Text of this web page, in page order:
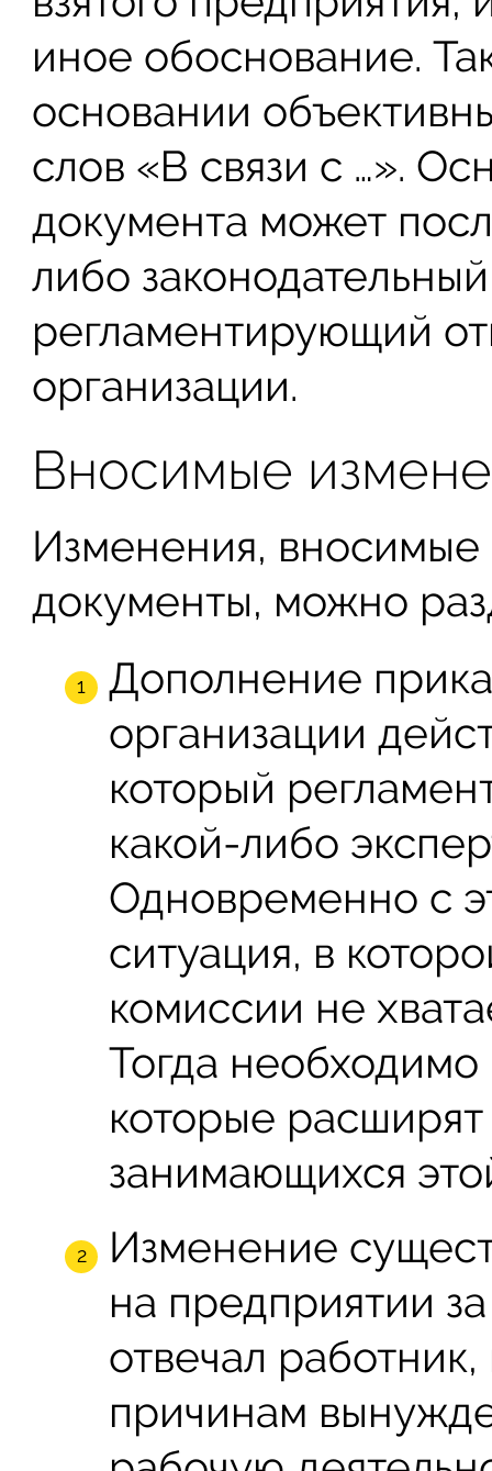
иное обоснование.
основании
слов «В связи с …».
документа может
либо
регламентирующий
организации.
Вносимые
Изменения, вносимые
документы, можно
Дополнение
организации
который
какой-либо
Одновременно с
ситуация, в
комиссии не
Тогда
которые
занимающихся
Изменение
на предприятии
отвечал
причинам